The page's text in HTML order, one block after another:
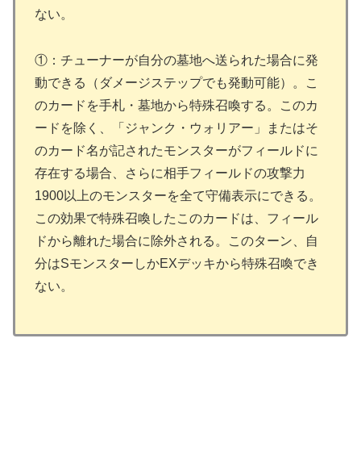
ない。
①：チューナーが自分の墓地へ送られた場合に発
動できる（ダメージステップでも発動可能）。こ
のカードを手札・墓地から特殊召喚する。このカ
ードを除く、「ジャンク・ウォリアー」またはそ
のカード名が記されたモンスターがフィールドに
存在する場合、さらに相手フィールドの攻撃力
1900以上のモンスターを全て守備表示にできる。
この効果で特殊召喚したこのカードは、フィール
ドから離れた場合に除外される。このターン、自
分はSモンスターしかEXデッキから特殊召喚でき
ない。